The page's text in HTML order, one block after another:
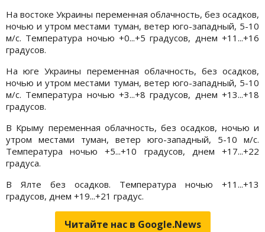
На востоке Украины переменная облачность, без осадков,
ночью и утром местами туман, ветер юго-западный, 5-10
м/с. Температура ночью +0...+5 градусов, днем +11...+16
градусов.
На юге Украины переменная облачность, без осадков,
ночью и утром местами туман, ветер юго-западный, 5-10
м/с. Температура ночью +3...+8 градусов, днем +13...+18
градусов.
В Крыму переменная облачность, без осадков, ночью и
утром местами туман, ветер юго-западный, 5-10 м/с.
Температура ночью +5...+10 градусов, днем +17...+22
градуса.
В Ялте без осадков. Температура ночью +11...+13
градусов, днем +19...+21 градус.
Читайте нас в Google.News